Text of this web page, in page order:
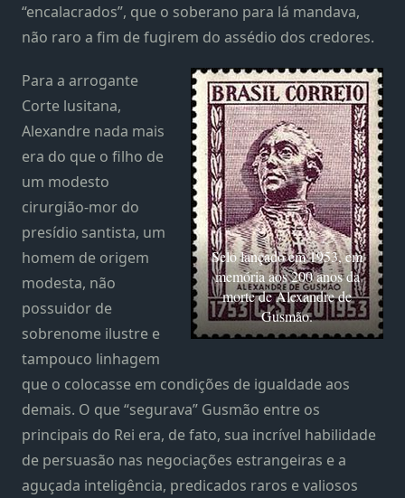
“encalacrados”, que o soberano para lá mandava,
não raro a fim de fugirem do assédio dos credores.
Selo lançado em 1953, em
memória aos 200 anos da
morte de Alexandre de
Gusmão.
Para a arrogante
Corte lusitana,
Alexandre nada mais
era do que o filho de
um modesto
cirurgião-mor do
presídio santista, um
homem de origem
modesta, não
possuidor de
sobrenome ilustre e
tampouco linhagem
que o colocasse em condições de igualdade aos
demais. O que “segurava” Gusmão entre os
principais do Rei era, de fato, sua incrível habilidade
de persuasão nas negociações estrangeiras e a
aguçada inteligência, predicados raros e valiosos